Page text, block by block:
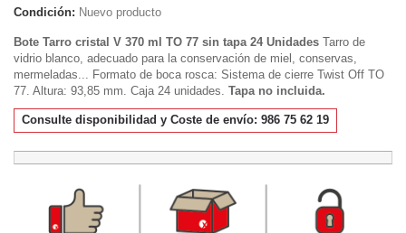
Condición: Nuevo producto
Bote Tarro cristal V 370 ml TO 77 sin tapa 24 Unidades Tarro de
vidrio blanco, adecuado para la conservación de miel, conservas,
mermeladas... Formato de boca rosca: Sistema de cierre Twist Off TO
77. Altura: 93,85 mm. Caja 24 unidades. Tapa no incluida.
Consulte disponibilidad y Coste de envío: 986 75 62 19